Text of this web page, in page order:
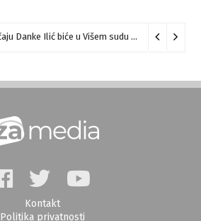
Suđenje u slučaju Danke Ilić biće u Višem sudu u Negotinu?
Kontakt
Politika privatnosti